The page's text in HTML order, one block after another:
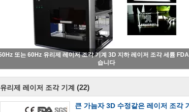
고해상 유리제 레이저 조각 기계 532nm 녹색 레이저 기계 3D
유리제 레이저 조각 기계 (22)
큰 가늠자 3D 수정같은 레이저 조각